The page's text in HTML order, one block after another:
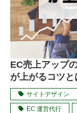
EC売上アップ
が上がるコツと
サイトデザイン
EC 運営代行